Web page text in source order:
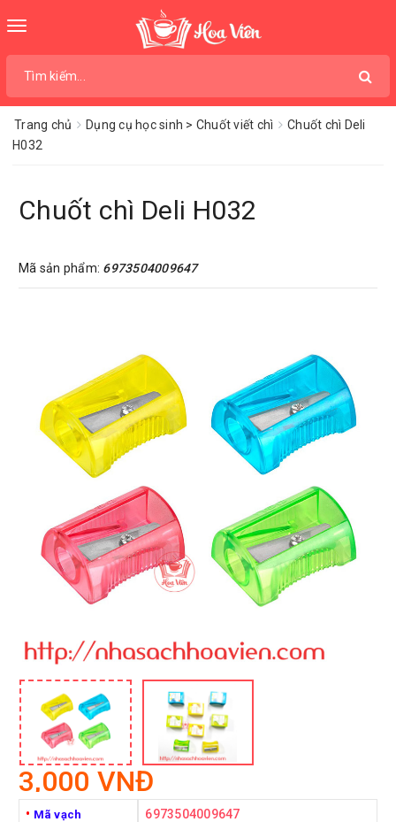
Toggle
Trang chủ Dụng cụ học sinh > Chuốt viết chì
Chuốt chì Deli
H032
Chuốt chì Deli H032
Mã sản phẩm: 6973504009647
3,000 VNĐ
• Mã vạch 6973504009647